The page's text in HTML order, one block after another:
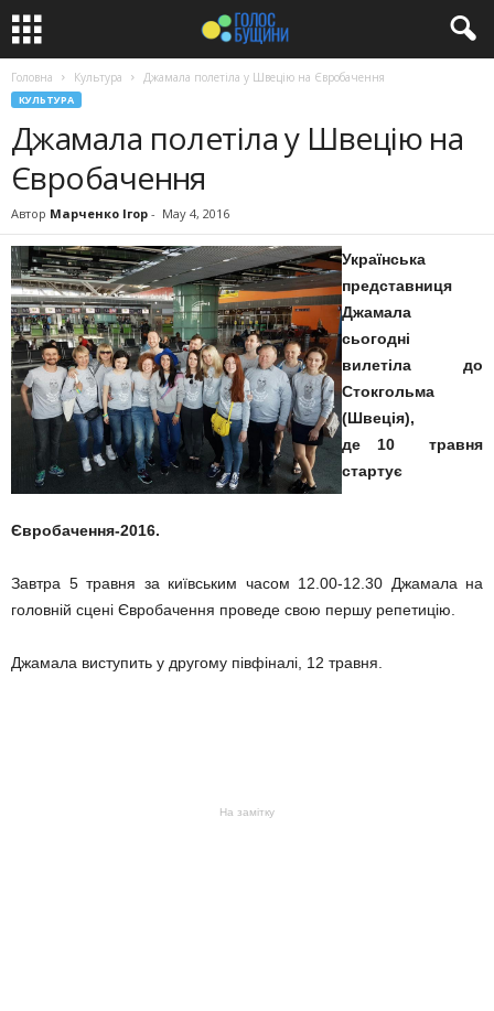
Головна Культура Джамала полетіла у Швецію на Євробачення
КУЛЬТУРА
Джамала полетіла у Швецію на
Євробачення
Автор Марченко Ігор - May 4, 2016
Українська
представниця
Джамала
сьогодні
вилетіла до
Стокгольма
(Швеція),
де 10 травня
стартує
Євробачення-2016.
Завтра 5 травня за київським часом 12.00-12.30 Джамала на
головній сцені Євробачення проведе свою першу репетицію.
Джамала виступить у другому півфіналі, 12 травня.
На замітку